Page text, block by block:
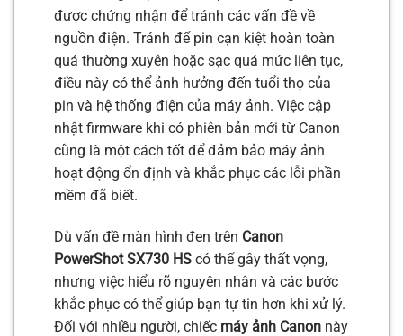
được chứng nhận để tránh các vấn đề về
nguồn điện. Tránh để pin cạn kiệt hoàn toàn
quá thường xuyên hoặc sạc quá mức liên tục,
điều này có thể ảnh hưởng đến tuổi thọ của
pin và hệ thống điện của máy ảnh. Việc cập
nhật firmware khi có phiên bản mới từ Canon
cũng là một cách tốt để đảm bảo máy ảnh
hoạt động ổn định và khắc phục các lỗi phần
mềm đã biết.
Dù vấn đề màn hình đen trên Canon
PowerShot SX730 HS có thể gây thất vọng,
nhưng việc hiểu rõ nguyên nhân và các bước
khắc phục có thể giúp bạn tự tin hơn khi xử lý.
Đối với nhiều người, chiếc máy ảnh Canon này